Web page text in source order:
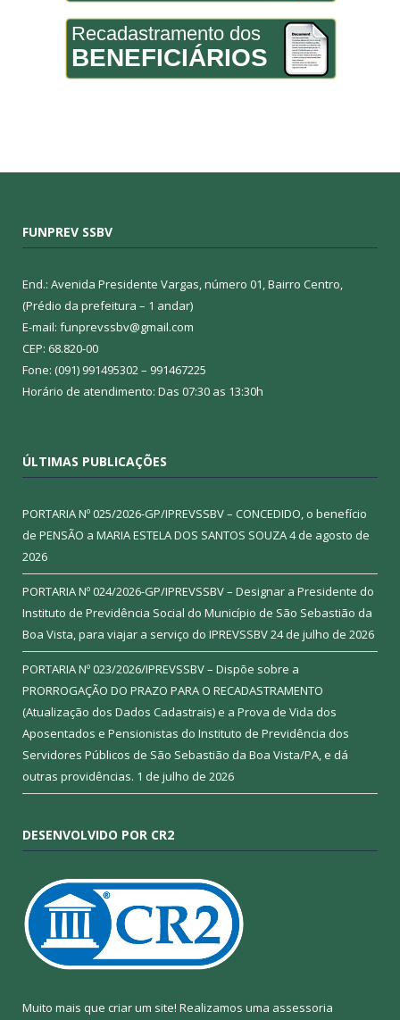
Recadastramento dos
BENEFICIÁRIOS
FUNPREV SSBV
End.: Avenida Presidente Vargas, número 01, Bairro Centro,
(Prédio da prefeitura – 1 andar)
E-mail: funprevssbv@gmail.com
CEP: 68.820-00
Fone: (091) 991495302 – 991467225
Horário de atendimento: Das 07:30 as 13:30h
ÚLTIMAS PUBLICAÇÕES
PORTARIA Nº 025/2026-GP/IPREVSSBV – CONCEDIDO, o benefício
de PENSÃO a MARIA ESTELA DOS SANTOS SOUZA4 de agosto de
2026
PORTARIA Nº 024/2026-GP/IPREVSSBV – Designar a Presidente do
Instituto de Previdência Social do Município de São Sebastião da
Boa Vista, para viajar a serviço do IPREVSSBV24 de julho de 2026
PORTARIA Nº 023/2026/IPREVSSBV – Dispõe sobre a
PRORROGAÇÃO DO PRAZO PARA O RECADASTRAMENTO
(Atualização dos Dados Cadastrais) e a Prova de Vida dos
Aposentados e Pensionistas do Instituto de Previdência dos
Servidores Públicos de São Sebastião da Boa Vista/PA, e dá
outras providências. 1 de julho de 2026
DESENVOLVIDO POR CR2
Muito mais que criar um site! Realizamos uma assessoria